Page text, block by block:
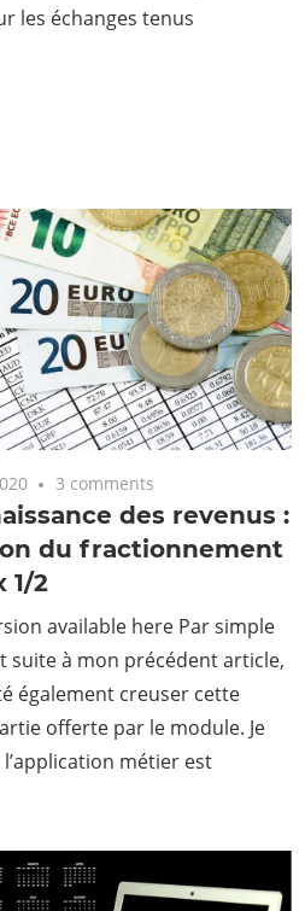
les échanges tenus
3 comments
des revenus :
du fractionnement
1/2
available here Par simple
suite à mon précédent article,
également creuser cette
offerte par le module. Je
métier est